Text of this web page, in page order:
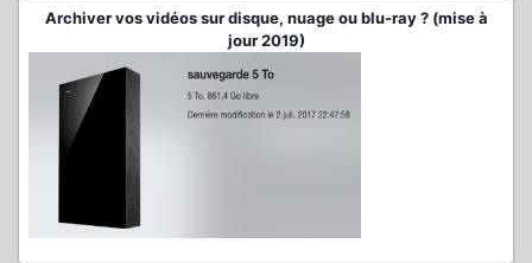
Archiver vos vidéos sur disque, nuage ou blu-ray ? (mise à
jour 2019)